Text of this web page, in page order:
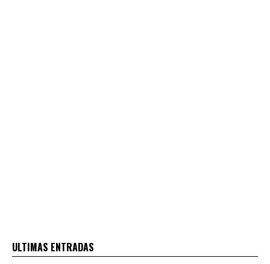
ULTIMAS ENTRADAS